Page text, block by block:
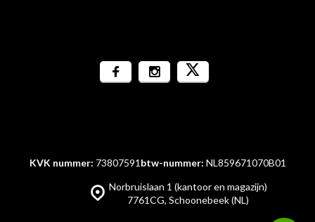
Norbruislaan 1 (kantoor en magazijn)
7761CG, Schoonebeek (NL)
KVK nummer: 73807591 btw-nummer: NL859671070B01